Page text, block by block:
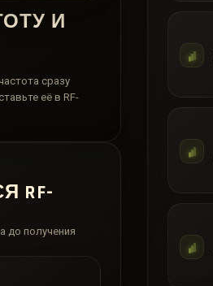
И
сразу
её в RF-
RF-
до получения